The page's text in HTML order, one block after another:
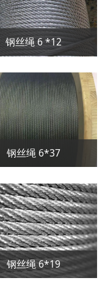
钢丝绳 6 *12
钢丝绳 6*37
钢丝绳 6*19